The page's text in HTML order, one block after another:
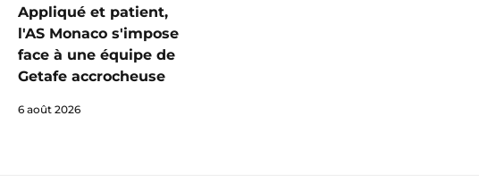
Appliqué et patient,
l'AS Monaco s'impose
face à une équipe de
Getafe accrocheuse
6 août 2026